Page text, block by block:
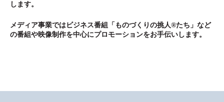
します。
メディア事業ではビジネス番組「ものづくりの挑人®たち」など
の番組や映像制作を中心にプロモーションをお手伝いします。